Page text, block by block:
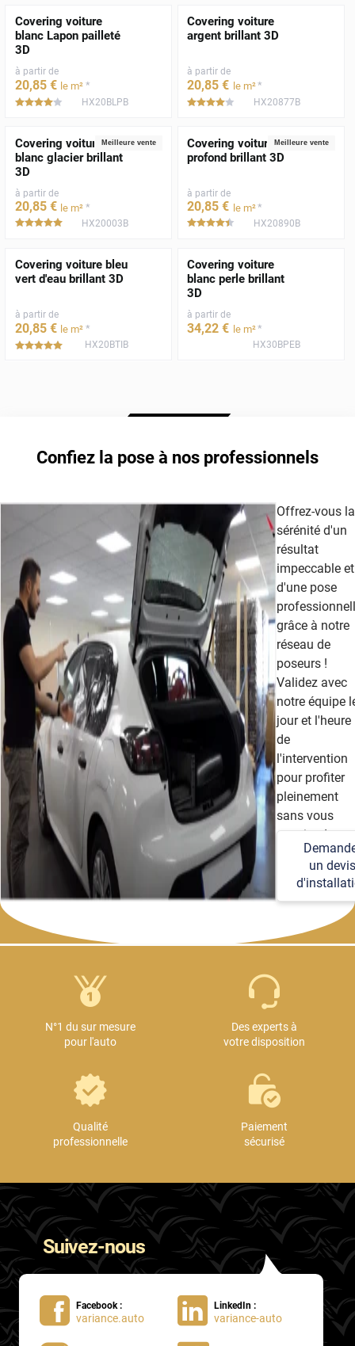
Covering voiture
blanc Lapon pailleté
3D
à partir de
20,85 € le m² *
***** HX20BLPB
Covering voiture
argent brillant 3D
à partir de
20,85 € le m²*
***** HX20877B
Meilleure vente
Covering voiture
blanc glacier brillant
3D
à partir de
20,85 € le m² *
*****HX20003B
Meilleure vente
Covering voiture noir
profond brillant 3D
à partir de
20,85 € le m²*
***** HX20890B
Covering voiture bleu
vert d'eau brillant 3D
à partir de
20,85 € le m² *
*****HX20BTIB
Covering voiture
blanc perle brillant
3D
à partir de
34,22 € le m²*
HX30BPEB
Confiez la pose à nos professionnels
Offrez-vous la
sérénité d'un
résultat
impeccable et
d'une pose
grâce à notre
réseau de
poseurs !
Validez avec
notre équipe
jour et l'heure
de
l'intervention
pour profiter
pleinement
sans vous
soucier des
détails
techniques et
logistiques.
un devis
N°1 du sur mesure
pour l'auto
Des experts à
votre disposition
Qualité
professionnelle
Paiement
sécurisé
Suivez-nous
Facebook :
variance.auto
LinkedIn :
variance-auto